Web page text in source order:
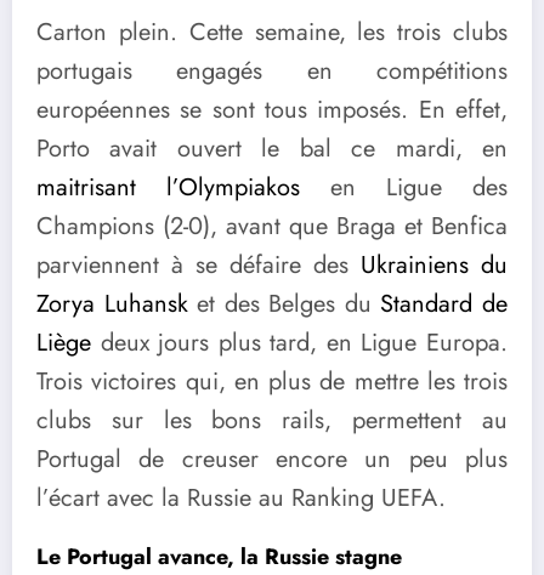
Carton plein. Cette semaine, les trois clubs
portugais engagés en compétitions
européennes se sont tous imposés. En effet,
Porto avait ouvert le bal ce mardi, en
maitrisant l’Olympiakos en Ligue des
Champions (2-0), avant que Braga et Benfica
parviennent à se défaire des Ukrainiens du
Zorya Luhansket des Belges du Standard de
Liège deux jours plus tard, en Ligue Europa.
Trois victoires qui, en plus de mettre les trois
clubs sur les bons rails, permettent au
Portugal de creuser encore un peu plus
l’écart avec la Russie au Ranking UEFA.
Le Portugal avance, la Russie stagne